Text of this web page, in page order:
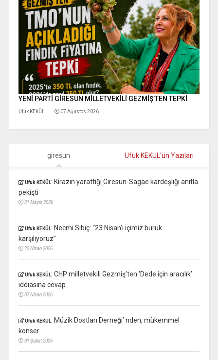
YENİ PARTİ GİRESUN MİLLETVEKİLİ GEZMİŞ’TEN TEPKİ
Ufuk KEKÜL 07 Ağustos 2026
giresun Ufuk KEKÜL'ün Yazıları
Ufuk KEKÜL: Kirazın yarattığı Giresun-Sagae kardeşliği anıtla
pekişti
21 Mayıs 2026
Ufuk KEKÜL: Necmi Sıbıç: “23 Nisan’ı içimiz buruk
karşılıyoruz”
22 Nisan 2026
Ufuk KEKÜL: CHP milletvekili Gezmiş’ten ‘Dede için aracılık’
iddiasına cevap
07 Nisan 2026
Ufuk KEKÜL: Müzik Dostları Derneği’ nden, mükemmel
konser
01 Şubat 2026